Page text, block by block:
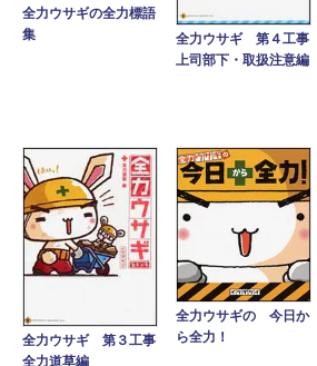
全力ウサギの全力標語
集
全力ウサギ 第４工事
上司部下・取扱注意編
全力ウサギ 第３工事
全力道草編
全力ウサギの 今日か
ら全力！